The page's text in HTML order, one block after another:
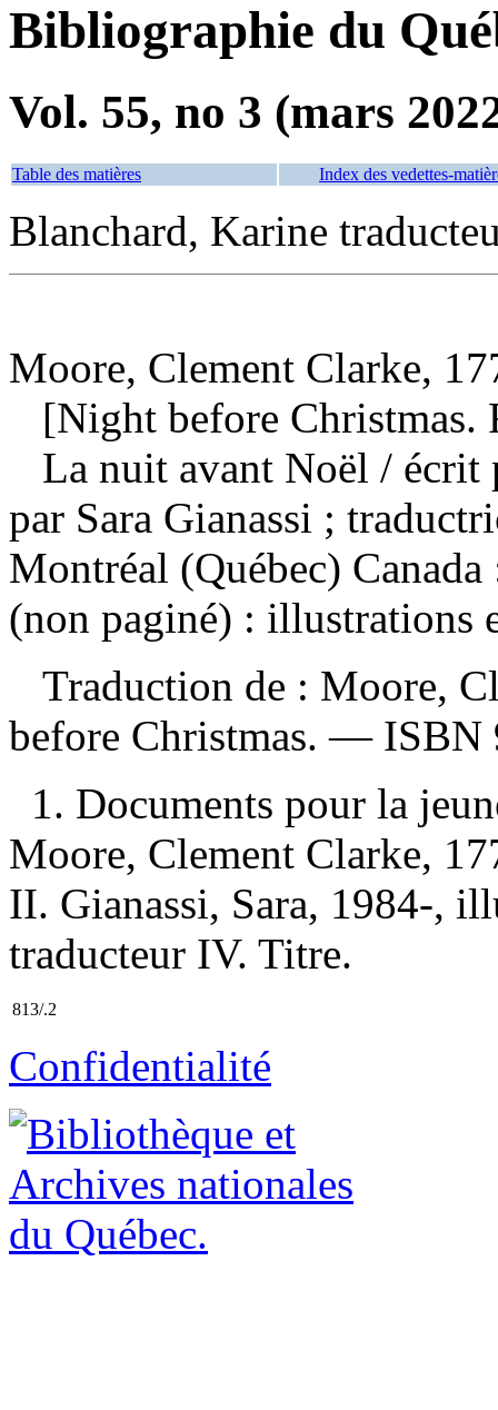
Bibliographie du
Vol. 55, no 3 (mars
Table des matières Index des vedettes-
Blanchard, Karine
Moore, Clement Clarke,
[Night before Christmas.
La nuit avant Noël / écrit
par Sara Gianassi ;
Montréal (Québec)
(non paginé) : illustrations
Traduction de : Moore,
before Christmas. — ISBN
1. Documents pour la
Moore, Clement Clarke,
II. Gianassi, Sara, 1984-,
traducteur IV. Titre.
813/.2
Confidentialité